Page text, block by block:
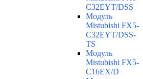
C32EYT/DSS
Модуль
Mistubishi FX5-
C32EYT/DSS-
TS
Модуль
Mistubishi FX5-
C16EX/D